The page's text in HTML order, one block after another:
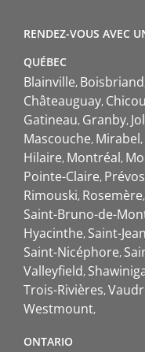
RENDEZ-VOUS AVEC
QUÉBEC
Blainville Boisbriand
Châteauguay
Gatineau Granby
Mascouche Mirabel
Hilaire Montréal
Pointe-Claire
Rimouski Rosemère
Saint-Bruno-de-
Hyacinthe Saint-
Saint-Nicéphore
Valleyfield
Trois-Rivières
Westmount
ONTARIO